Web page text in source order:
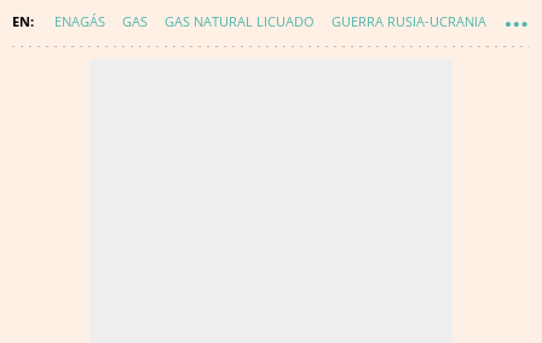
ENAGÁS GAS GAS NATURAL LICUADO GUERRA RUSIA-UCRANIA